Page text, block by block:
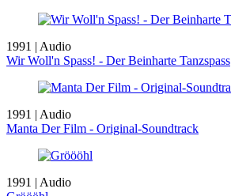
1991 | Audio
Wir Woll'n Spass! - Der Beinharte Tanzspass
1991 | Audio
Manta Der Film - Original-Soundtrack
1991 | Audio